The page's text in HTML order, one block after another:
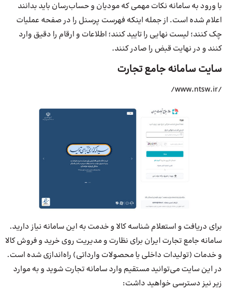
با ورود به سامانه نکات مهمی که مودیان و حساب‌رسان باید بدانند
اعلام شده است. از جمله اینکه فهرست پرسنل را در صفحه عملیات
چک کنند؛ لیست نهایی را تایید کنند؛ اطلاعات و ارقام را دقیق وارد
کنند و در نهایت قبض را صادر کنند.
سایت سامانه جامع تجارت
/www.ntsw.ir/
برای دریافت و استعلام شناسه کالا و خدمت به این سامانه نیاز دارید.
سامانه جامع تجارت ایران برای نظارت و مدیریت روی خرید و فروش کالا
و خدمات (تولیدات داخلی یا محصولات وارداتی) راه‌اندازی شده است.
در این سایت می‌توانید مستقیم وارد سامانه تجارت شوید و به موارد
زیر نیز دسترسی خواهید داشت: